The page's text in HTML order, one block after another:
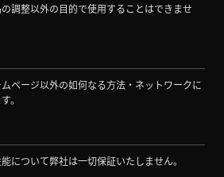
調整以外の目的で使用することはできませ
ページ以外の如何なる方法・ネットワークに
。
について弊社は一切保証いたしません。